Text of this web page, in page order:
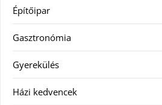
Építőipar
Gasztronómia
Gyerekülés
Házi kedvencek